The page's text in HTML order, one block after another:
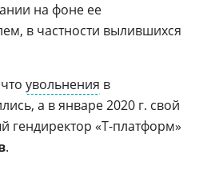
на фоне ее
в частности вылившихся
увольнения в
а в январе 2020 г. свой
гендиректор «Т-платформ»
.